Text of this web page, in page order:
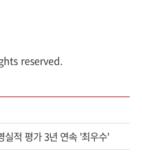
reserved.
실적 평가 3년 연속 '최우수'